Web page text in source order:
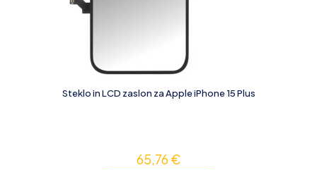
Steklo in LCD zaslon za Apple iPhone 15 Plus
65,76€